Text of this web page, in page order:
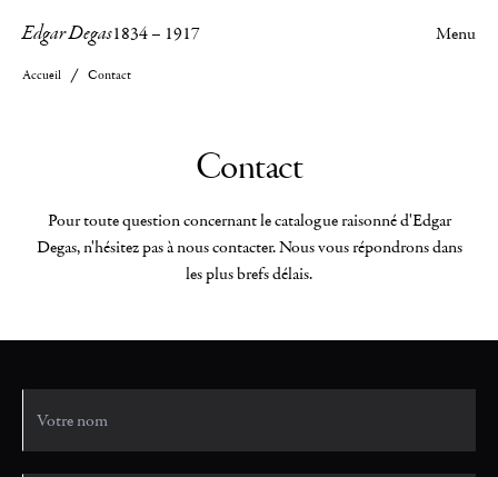
Edgar Degas1834– 1917 Menu
Accueil Contact
Contact
Pour toute question concernant le catalogue raisonné d'Edgar
Degas, n'hésitez pas à nous contacter. Nous vous répondrons dans
les plus brefs délais.